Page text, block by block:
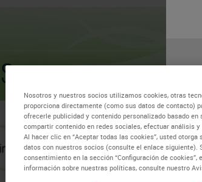
Nosotros y nuestros socios utilizamos cookies, otras
proporciona directamente (como sus datos de contacto)
ofrecerle publicidad y contenido personalizado basado
compartir contenido en redes sociales, efectuar análisis
Al hacer clic en “Aceptar todas las cookies”, usted
datos con nuestros socios (consulte el enlace siguiente).
consentimiento en la sección “Configuración de
información sobre nuestras políticas, consulte nuestro